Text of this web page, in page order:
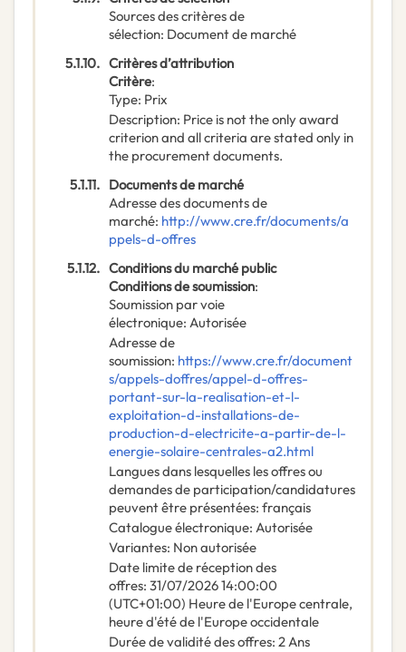
Sources des critères de
sélection: Document de marché
5.1.10. Critères d’attribution
Critère:
Type: Prix
Description: Price is not the only award
criterion and all criteria are stated only in
the procurement documents.
5.1.11. Documents de marché
Adresse des documents de
marché: http://www.cre.fr/documents/a
ppels-d-offres
5.1.12. Conditions du marché public
Conditions de soumission:
Soumission par voie
électronique: Autorisée
Adresse de
soumission: https://www.cre.fr/document
s/appels-doffres/appel-d-offres-
portant-sur-la-realisation-et-l-
exploitation-d-installations-de-
production-d-electricite-a-partir-de-l-
energie-solaire-centrales-a2.html
Langues dans lesquelles les offres ou
demandes de participation/candidatures
peuvent être présentées: français
Catalogue électronique: Autorisée
Variantes: Non autorisée
Date limite de réception des
offres: 31/07/202614:00:00
(UTC+01:00) Heure de l'Europe centrale,
heure d'été de l'Europe occidentale
Durée de validité des offres: 2Ans